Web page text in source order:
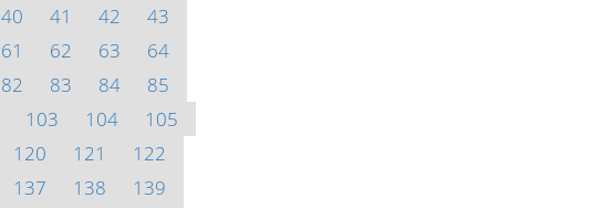
40 41 42
43
61 62 63
64
82 83 84
85
103 104
105
120 121
122
137 138
139